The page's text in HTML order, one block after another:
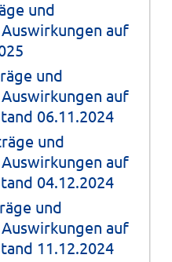
und
auf
und
auf
06.11.2024
und
auf
04.12.2024
und
auf
11.12.2024